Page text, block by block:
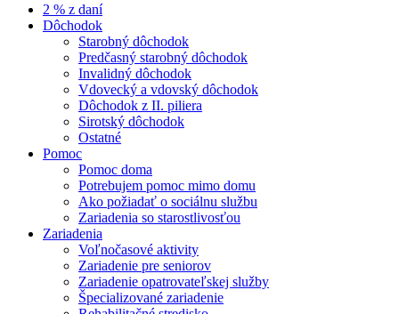
2 % z daní
Dôchodok
Starobný dôchodok
Predčasný starobný dôchodok
Invalidný dôchodok
Vdovecký a vdovský dôchodok
Dôchodok z II. piliera
Sirotský dôchodok
Ostatné
Pomoc
Pomoc doma
Potrebujem pomoc mimo domu
Ako požiadať o sociálnu službu
Zariadenia so starostlivosťou
Zariadenia
Voľnočasové aktivity
Zariadenie pre seniorov
Zariadenie opatrovateľskej služby
Špecializované zariadenie